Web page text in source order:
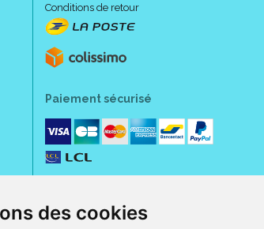
des cookies
Conditions de retour
Paiement sécurisé